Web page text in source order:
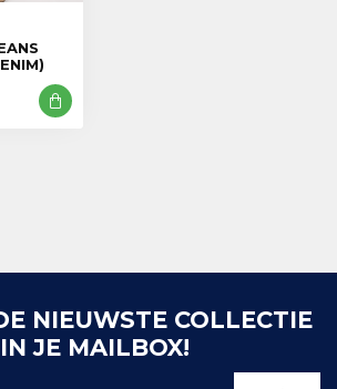
NIEUWSTE COLLECTIE
JE MAILBOX!